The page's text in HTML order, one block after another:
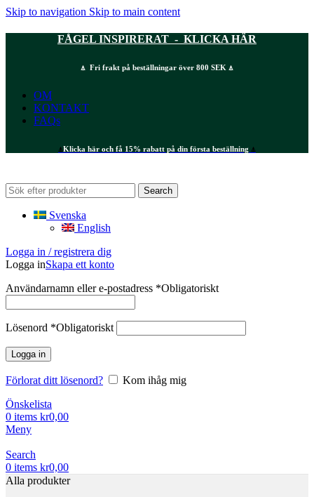
Skip to navigation Skip to main content
FÅGEL INSPIRERAT - KLICKA HÄR
⍋ Fri frakt på beställningar över 800 SEK ⍋
OM
KONTAKT
FAQs
⍋Klicka här och få 15% rabatt på din första beställning ⍋
Search
Svenska
English
Logga in / registrera dig
Logga inSkapa ett konto
Användarnamn eller e-postadress *Obligatoriskt
Lösenord *Obligatoriskt
Logga in
Förlorat ditt lösenord?
Kom ihåg mig
Önskelista
0 items kr0,00
Meny
Search
0 items kr0,00
Alla produkter